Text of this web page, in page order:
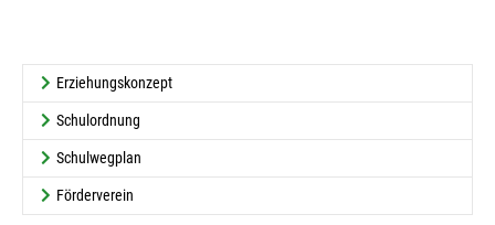
Erziehungskonzept
Schulordnung
Schulwegplan
Förderverein